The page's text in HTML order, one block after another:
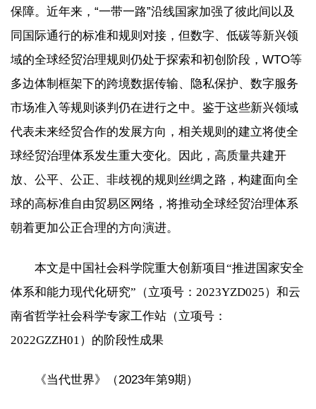
保障。近年来，“一带一路”沿线国家加强了彼此间以及
同国际通行的标准和规则对接，但数字、低碳等新兴领
域的全球经贸治理规则仍处于探索和初创阶段，WTO等
多边体制框架下的跨境数据传输、隐私保护、数字服务
市场准入等规则谈判仍在进行之中。鉴于这些新兴领域
代表未来经贸合作的发展方向，相关规则的建立将使全
球经贸治理体系发生重大变化。因此，高质量共建开
放、公平、公正、非歧视的规则丝绸之路，构建面向全
球的高标准自由贸易区网络，将推动全球经贸治理体系
朝着更加公正合理的方向演进。
本文是中国社会科学院重大创新项目“推进国家安全
体系和能力现代化研究”（立项号：2023YZD025）和云
南省哲学社会科学专家工作站（立项号：
2022GZZH01）的阶段性成果
《当代世界》（2023年第9期）